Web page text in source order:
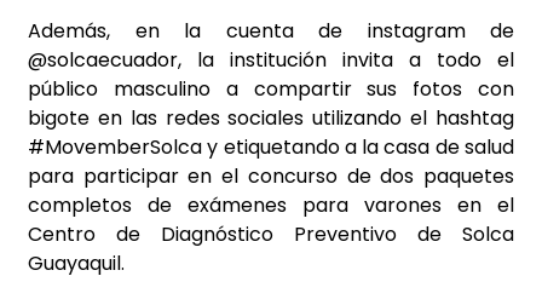
Además, en la cuenta de instagram de
@solcaecuador, la institución invita a todo el
público masculino a compartir sus fotos con
bigote en las redes sociales utilizando el hashtag
#MovemberSolca y etiquetando a la casa de salud
para participar en el concurso de dos paquetes
completos de exámenes para varones en el
Centro de Diagnóstico Preventivo de Solca
Guayaquil.